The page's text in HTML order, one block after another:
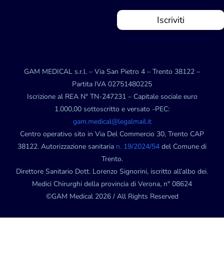
Iscriviti
GAM MEDICAL s.r.l. – Via San Pietro 4 – Trento 38122 –
Partita IVA 02751480225
Iscrizione al REA N° TN-247231 – Capitale sociale euro
1.000,00 sottoscritto e versato -PEC:
gam.medical@legalmail.it
Centro operativo sito in Via Del Commercio 30, Trento CAP
38122. Autorizzazione sanitaria n. 19/2024/54 del Comune di
Trento.
Direttore Sanitario Dott. Lorenzo Signorini, iscritto all’albo dei.
Medici Chirurghi della provincia di Verona, n° 08624
©GAM Medical 2026 / All Rights Reserved